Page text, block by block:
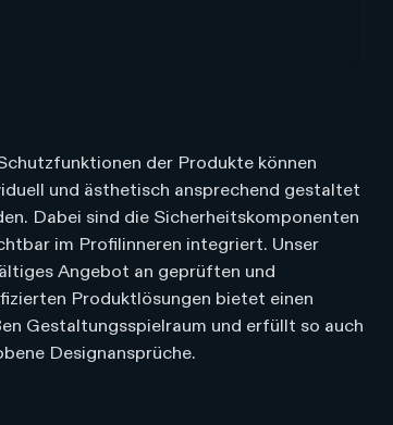
der Produkte können
und ästhetisch ansprechend gestaltet
Dabei sind die Sicherheitskomponenten
im Profilinneren integriert. Unser
Angebot an geprüften und
Produktlösungen bietet einen
Gestaltungsspielraum und erfüllt so auch
Designansprüche.